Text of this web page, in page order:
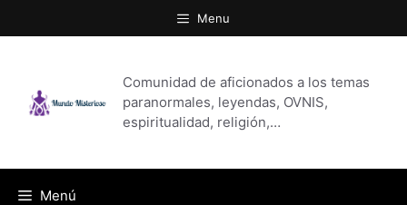
al
Menu
Comunidad de aficionados a los temas
paranormales, leyendas, OVNIS,
espiritualidad, religión,…
Menú